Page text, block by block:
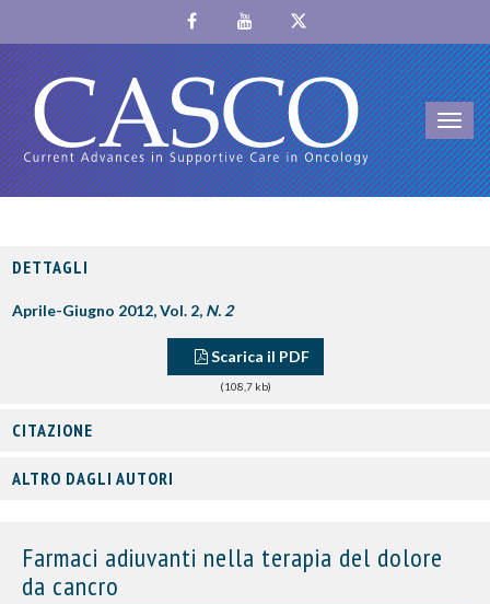
DETTAGLI
Aprile-Giugno 2012, Vol. 2, N. 2
Scarica il PDF
(108,7 kb)
CITAZIONE
ALTRO DAGLI AUTORI
Farmaci adiuvanti nella terapia del dolore
da cancro